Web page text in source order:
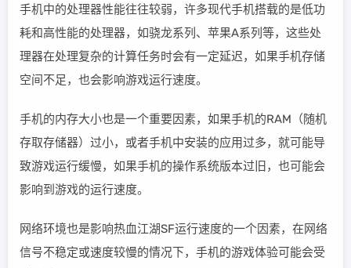
手机中的处理器性能往往较弱，许多现代手机搭载的是低功
耗和高性能的处理器，如骁龙系列、苹果A系列等，这些处
理器在处理复杂的计算任务时会有一定延迟，如果手机存储
空间不足，也会影响游戏运行速度。
手机的内存大小也是一个重要因素，如果手机的RAM（随机
存取存储器）过小，或者手机中安装的应用过多，就可能导
致游戏运行缓慢，如果手机的操作系统版本过旧，也可能会
影响到游戏的运行速度。
网络环境也是影响热血江湖SF运行速度的一个因素，在网络
信号不稳定或速度较慢的情况下，手机的游戏体验可能会受